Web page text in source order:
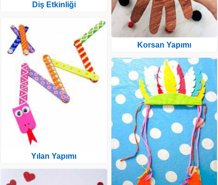
Diş Etkinliği
Yılan Yapımı
Korsan Yapımı